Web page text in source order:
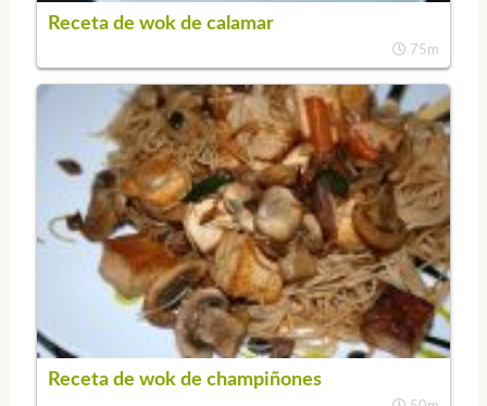
Receta de wok de calamar
75m
Receta de wok de champiñones